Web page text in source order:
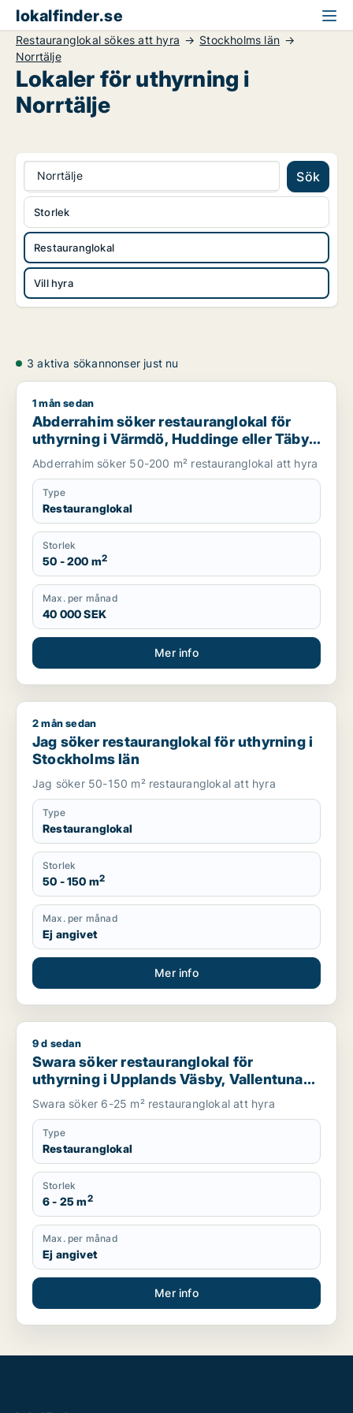
lokalfinder.se
Restauranglokal sökes att hyra
Stockholms län
Norrtälje
Lokaler för uthyrning i
Norrtälje
Norrtälje Sök
Restauranglokal
Vill hyra
Storlek
3 aktiva sökannonser just nu
Abderrahim söker restauranglokal för uthyrning i Värmdö,
1 mån sedan
Abderrahim söker restauranglokal för
uthyrning i Värmdö, Huddinge eller Täby
m.fl.
Abderrahim söker 50-200 m² restauranglokal att hyra
Type
Restauranglokal
Storlek
50 - 200 m2
Max. per månad
40 000 SEK
Mer info
Jag söker restauranglokal för uthyrning i Stockholms län
2 mån sedan
Jag söker restauranglokal för uthyrning i
Stockholms län
Jag söker 50-150 m² restauranglokal att hyra
Type
Restauranglokal
Storlek
50 - 150 m2
Max. per månad
Ej angivet
Mer info
Swara söker restauranglokal för uthyrning i Upplands
9 d sedan
Swara söker restauranglokal för
uthyrning i Upplands Väsby, Vallentuna
eller Österåker m.fl.
Swara söker 6-25 m² restauranglokal att hyra
Type
Restauranglokal
Storlek
6 - 25 m2
Max. per månad
Ej angivet
Mer info